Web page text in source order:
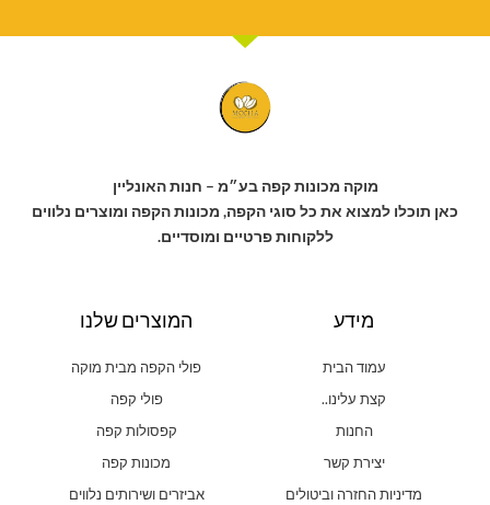
מוקה מכונות קפה בע״מ – חנות האונליין
כאן תוכלו למצוא את כל סוגי הקפה, מכונות הקפה ומוצרים נלווים
ללקוחות פרטיים ומוסדיים.
מידע
עמוד הבית
קצת עלינו..
החנות
יצירת קשר
מדיניות החזרה וביטולים
המוצרים שלנו
פולי הקפה מבית מוקה
פולי קפה
קפסולות קפה
מכונות קפה
אביזרים ושירותים נלווים